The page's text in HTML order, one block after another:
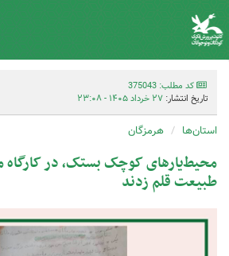
کد مطلب: 375043
تاریخ انتشار: ۲۷ خرداد ۱۴۰۵ - ۲۳:۰۸
استان‌ها هرمزگان
محیط‌یارهای کوچک بستک، در کارگاه
طبیعت قلم زدند